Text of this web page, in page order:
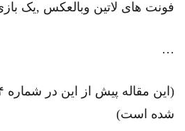
فونت های لاتین وبالعکس ,یک
…
(این مقاله پیش از این در شماره ۱۴ نشریه
شده است)